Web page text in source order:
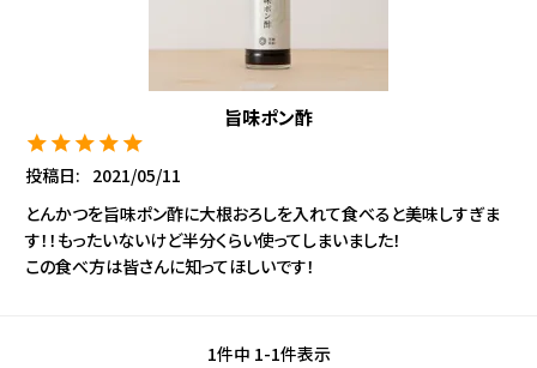
旨味ポン酢
投稿日
2021/05/11
とんかつを旨味ポン酢に大根おろしを入れて食べると美味しすぎま
す！！もったいないけど半分くらい使ってしまいました！
この食べ方は皆さんに知ってほしいです！
1件中 1-1件表示